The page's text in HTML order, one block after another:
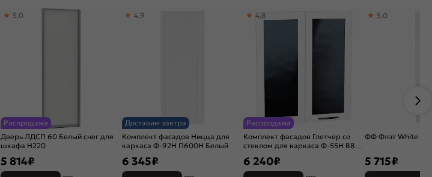
Распродажа
Дверь ЛДСП 60 Белый снег для
шкафа Н220
5,0
5 814₽
Доставим завтра
Комплект фасадов Ницца для
каркаса Ф-92Н П600Н Белый
4,9
6 345₽
Распродажа
Комплект фасадов Глетчер со
стеклом для каркаса Ф-55Н В809
4,8
6 240₽
ФФ Флэт White In
5,0
5 715₽